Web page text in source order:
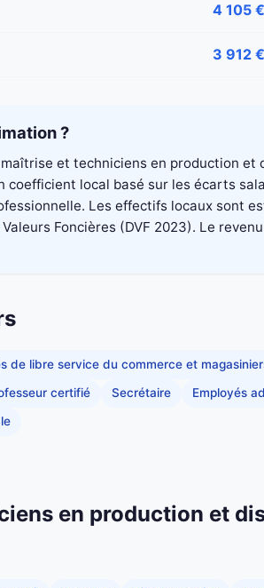
4 105 €
3 912 €
?
et techniciens en production
coefficient local basé sur les écarts
Les effectifs locaux sont
Foncières (DVF 2023). Le
de libre service du commerce et
certifié Secrétaire Employés
en production et